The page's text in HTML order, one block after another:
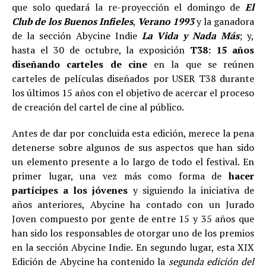
que solo quedará la re-proyección el domingo de El
Club de los Buenos Infieles, Verano 1993y la ganadora
de la sección Abycine Indie La Vida y Nada Más; y,
hasta el 30 de octubre, la exposición T38: 15 años
diseñando carteles de cineen la que se reúnen
carteles de películas diseñados por USER T38 durante
los últimos 15 años con el objetivo de acercar el proceso
de creación del cartel de cine al público.
Antes de dar por concluida esta edición, merece la pena
detenerse sobre algunos de sus aspectos que han sido
un elemento presente a lo largo de todo el festival. En
primer lugar, una vez más como forma dehacer
partícipes a los jóvenes y siguiendo la iniciativa de
años anteriores, Abycine ha contado con un Jurado
Joven compuesto por gente de entre 15 y 35 años que
han sido los responsables de otorgar uno de los premios
en la sección Abycine Indie. En segundo lugar, esta XIX
Edición de Abycine ha contenido la segunda edición del